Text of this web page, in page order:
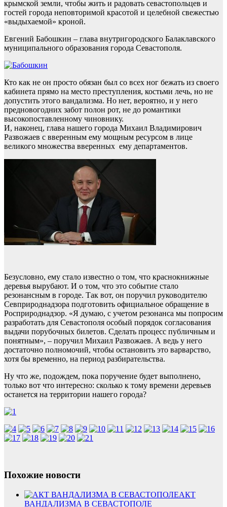
крымской земли, чтобы жить и радовать севастопольцев и
гостей города неповторимой красотой и целебной свежестью
«выдыхаемой» кроной.
Евгений Бабошкин – глава внутригородского Балаклавского
муниципального образования города Севастополя.
Кто как не он просто обязан был со всех ног бежать из своего
кабинета прямо на место преступления, костьми лечь, но не
допустить этого вандализма. Но нет, вероятно, и у него
предновогодних забот полон рот, не до романтики
высокопоставленному чиновнику.
И, наконец, глава нашего города Михаил Владимирович
Развожаев с вверенным ему мощным ресурсом в лице
великого множества вверенных ему департаментов.
Безусловно, ему стало известно о том, что краснокнижные
деревья вырубают. И о том, что это событие стало
резонансным в городе. Так вот, он поручил руководителю
Севприроднадзора подготовить официальное обращение в
Росприроднадзор. «Я думаю, с учетом резонанса мы попросим
разработать для Севастополя особый порядок согласования
выдачи порубочных билетов. Сделать процесс публичным и
понятным», – поручил Михаил Развожаев. А ведь у него
достаточно полномочий, чтобы остановить это варварство,
хотя бы временно, на период разбирательства.
Ну что же, подождем, пока поручение будет выполнено,
только вот что интересно: сколько к тому времени деревьев
останется на территории нашего города?
Похожие новости
АКТ
ВАНДАЛИЗМА В СЕВАСТОПОЛЕ